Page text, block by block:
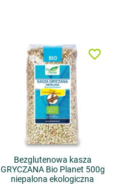
Bezglutenowa kasza
GRYCZANA Bio Planet 500g
niepalona ekologiczna
favorite_border